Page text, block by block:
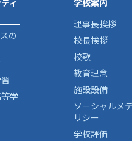
の
学
理事長挨拶
校長挨拶
校歌
教育理念
施設設備
ソーシャルメ
リシー
学校評価